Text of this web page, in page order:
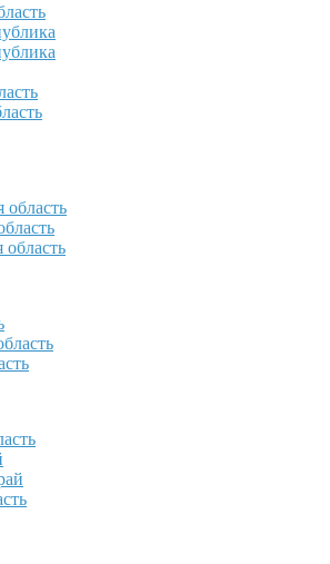
область